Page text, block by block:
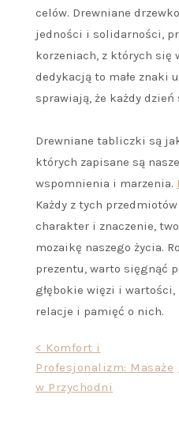
celów. Drewniane
jedności i solidarności,
korzeniach, z których się
dedykacją to małe znaki
sprawiają, że każdy
Drewniane tabliczki są
których zapisane są
wspomnienia i marzenia.
Każdy z tych
charakter i znaczenie,
mozaikę naszego życia.
prezentu, warto sięgnąć
głębokie więzi i
relacje i pamięć o nich.
Nawigacja
wpisu
< Komfort i
Profesjonalizm: Masaże
w Przychodni